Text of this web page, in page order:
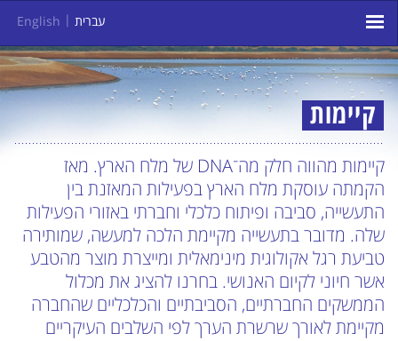
עברית English
קיימות
קיימות מהווה חלק מה־DNA של מלח הארץ. מאז
הקמתה עוסקת מלח הארץ בפעילות המאזנת בין
התעשייה, סביבה ופיתוח כלכלי וחברתי באזורי הפעילות
שלה. מדובר בתעשייה מקיימת הלכה למעשה, שמותירה
טביעת רגל אקולוגית מינימאלית ומייצרת מוצר מהטבע
אשר חיוני לקיום האנושי. בחרנו להציג את מכלול
הממשקים החברתיים, הסביבתיים והכלכליים שהחברה
מקיימת לאורך שרשרת הערך לפי השלבים העיקריים